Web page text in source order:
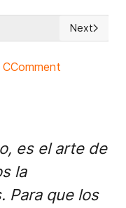
DEL ESTADONext article:
Next
CComment
es el arte de
la
Para que los